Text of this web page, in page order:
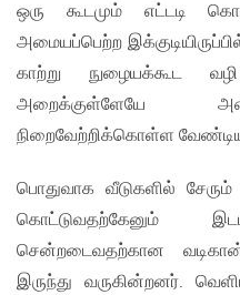
ஒரு கூடமும் எட்டடி
அமையப்பெற்ற
காற்று நுழையக்கூட
அறைக்குள்ளேயே
நிறைவேற்றிக்கொள்ள
பொதுவாக வீடுகளில்
கொட்டுவதற்கேனும்
சென்றடைவதற்கான
இருந்து வருகின்றனர்.